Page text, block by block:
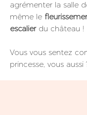
agrémenter la salle
même le
escalierdu château !
Vous vous sentez
princesse, vous aussi